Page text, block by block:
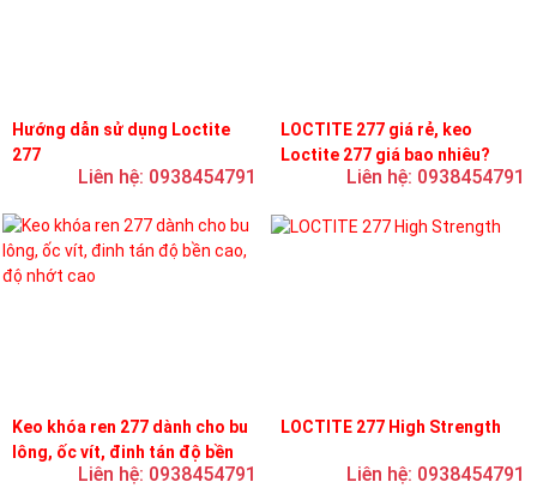
Hướng dẫn sử dụng Loctite
277
Liên hệ: 0938454791
LOCTITE 277 giá rẻ, keo
Loctite 277 giá bao nhiêu?
Liên hệ: 0938454791
Keo khóa ren 277 dành cho bu
lông, ốc vít, đinh tán độ bền
cao, độ nhớt cao
Liên hệ: 0938454791
LOCTITE 277 High Strength
Liên hệ: 0938454791